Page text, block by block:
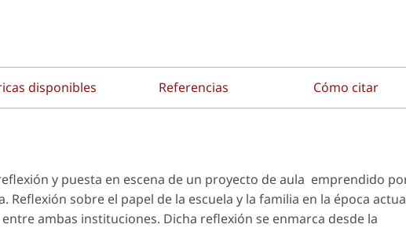
disponibles Referencias Cómo citar
y puesta en escena de un proyecto de aula emprendido
Reflexión sobre el papel de la escuela y la familia en la época
ambas instituciones. Dicha reflexión se enmarca desde la